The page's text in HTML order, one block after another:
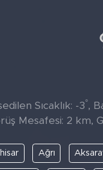
Sıcaklık: -3°,
Mesafesi: 2 km,
Ağrı